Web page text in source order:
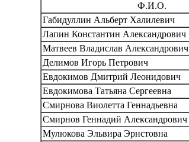
Ф.И.О.
Габидуллин Альберт Халилевич
Лапин Константин Александрович
Матвеев Владислав Александрович
Делимов Игорь Петрович
Евдокимов Дмитрий Леонидович
Евдокимова Татьяна Сергеевна
Смирнова Виолетта Геннадьевна
Смирнов Геннадий Александрович
Мулюкова Эльвира Эрнстовна